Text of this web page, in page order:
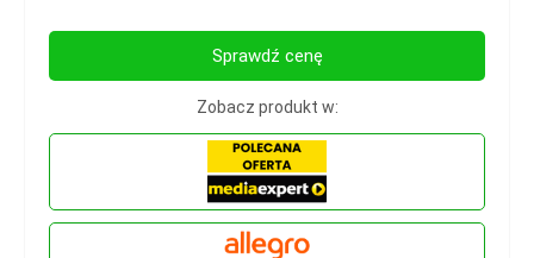
Sprawdź cenę
Zobacz produkt w: